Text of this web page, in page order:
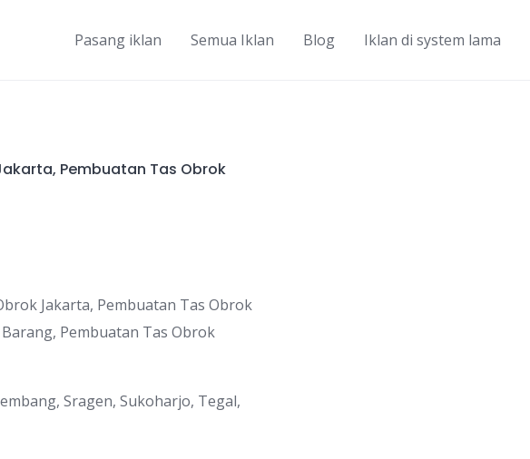
Pasang iklan Semua Iklan Blog Iklan di system lama
Pembuatan Tas Obrok
Jakarta, Pembuatan Tas Obrok
Pembuatan Tas Obrok
Sragen, Sukoharjo, Tegal,